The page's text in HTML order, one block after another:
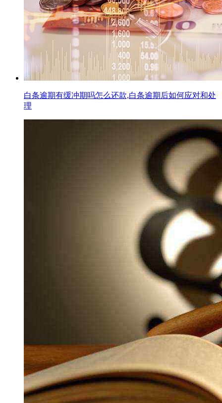
白条逾期有缓冲期吗怎么还款,白条逾期后如何应对和处
理